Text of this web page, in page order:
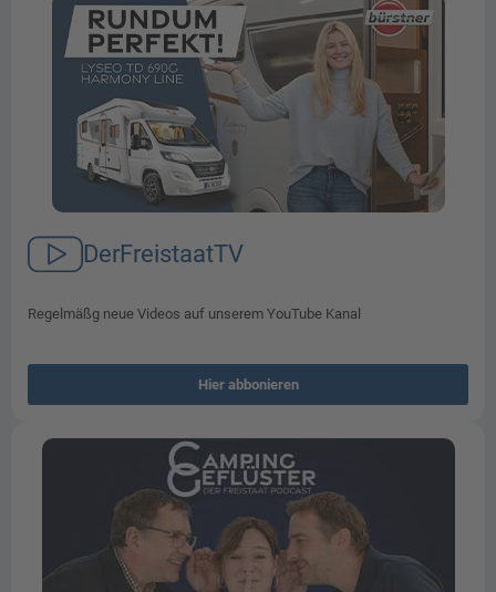
DerFreistaatTV
Regelmäßg neue Videos auf unserem YouTube Kanal
Hier abbonieren